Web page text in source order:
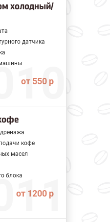
холодный/
датчика
от 550 р
кофе
масел
блока
от 1200 р